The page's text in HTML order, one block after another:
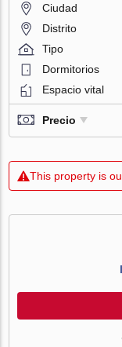
Ciudad
Distrito
Tipo
Dormitorios
Espacio vital
Precio
This property is